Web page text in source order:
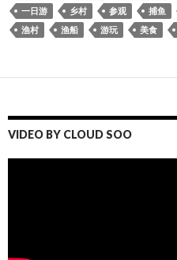
一日游
乡村 参观 捕鱼
渔村
渔船 游玩 美食
VIDEO BY CLOUD SOO